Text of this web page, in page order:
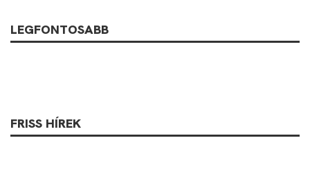
LEGFONTOSABB
FRISS HÍREK